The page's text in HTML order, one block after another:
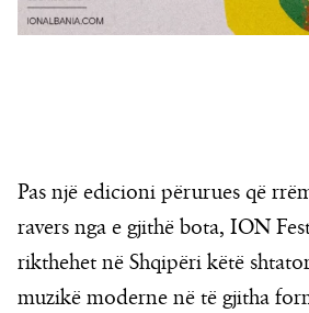
Pas një edicioni përurues që
ravers nga e gjithë bota, ION
rikthehet në Shqipëri këtë
muzikë moderne në të gjitha